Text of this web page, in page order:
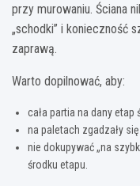
przy murowaniu. Ściana
„schodki” i konieczność
zaprawą.
Warto dopilnować, aby:
cała partia na dany etap
na paletach zgadzały
nie dokupywać „na
środku etapu.